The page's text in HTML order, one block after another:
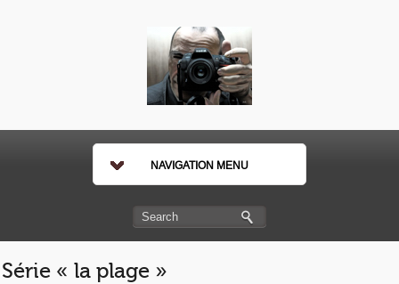
NAVIGATION MENU
Série « la plage »